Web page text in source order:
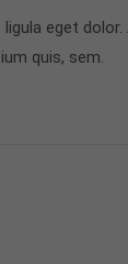
eget
quis, sem.